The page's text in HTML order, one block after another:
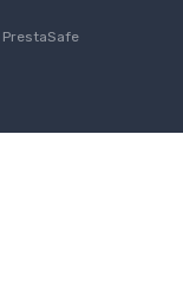
PrestaSafe